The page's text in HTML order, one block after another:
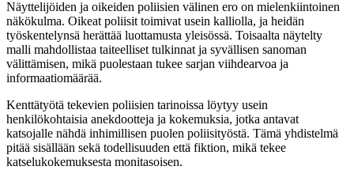
Näyttelijöiden ja oikeiden poliisien välinen ero on mielenkiintoinen
näkökulma. Oikeat poliisit toimivat usein kalliolla, ja heidän
työskentelynsä herättää luottamusta yleisössä. Toisaalta näytelty
malli mahdollistaa taiteelliset tulkinnat ja syvällisen sanoman
välittämisen, mikä puolestaan tukee sarjan viihdearvoa ja
informaatiomäärää.
Kenttätyötä tekevien poliisien tarinoissa löytyy usein
henkilökohtaisia anekdootteja ja kokemuksia, jotka antavat
katsojalle nähdä inhimillisen puolen poliisityöstä. Tämä yhdistelmä
pitää sisällään sekä todellisuuden että fiktion, mikä tekee
katselukokemuksesta monitasoisen.